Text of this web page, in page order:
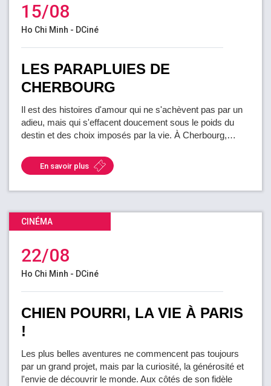
15/08
Ho Chi Minh - DCiné
LES PARAPLUIES DE
CHERBOURG
Il est des histoires d'amour qui ne s'achèvent pas par un
adieu, mais qui s'effacent doucement sous le poids du
destin et des choix imposés par la vie. À Cherbourg,…
En savoir plus
CINÉMA
22/08
Ho Chi Minh - DCiné
CHIEN POURRI, LA VIE À PARIS
!
Les plus belles aventures ne commencent pas toujours
par un grand projet, mais par la curiosité, la générosité et
l'envie de découvrir le monde. Aux côtés de son fidèle